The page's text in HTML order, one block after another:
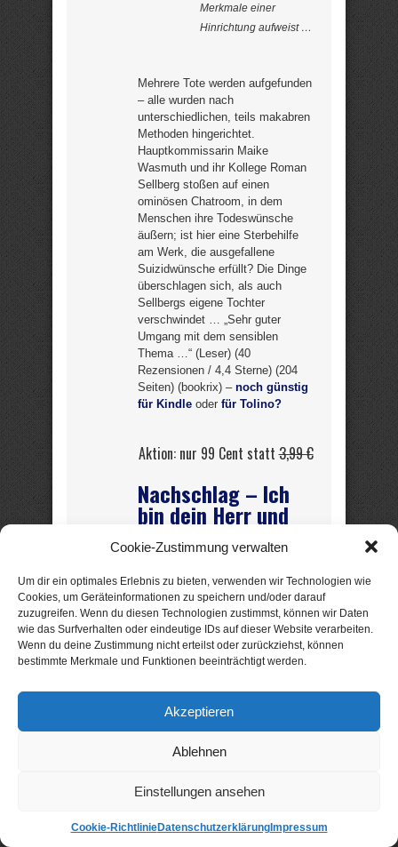
Cookie-Zustimmung verwalten
Um dir ein optimales Erlebnis zu bieten, verwenden wir Technologien wie
Cookies, um Geräteinformationen zu speichern und/oder darauf
zuzugreifen. Wenn du diesen Technologien zustimmst, können wir Daten
wie das Surfverhalten oder eindeutige IDs auf dieser Website verarbeiten.
Wenn du deine Zustimmung nicht erteilst oder zurückziehst, können
bestimmte Merkmale und Funktionen beeinträchtigt werden.
Akzeptieren
Ablehnen
Einstellungen ansehen
Cookie-RichtlinieDatenschutzerklärungImpressum
Merkmale einer
Hinrichtung aufweist …
Mehrere Tote werden aufgefunden
– alle wurden nach
unterschiedlichen, teils makabren
Methoden hingerichtet.
Hauptkommissarin Maike
Wasmuth und ihr Kollege Roman
Sellberg stoßen auf einen
ominösen Chatroom, in dem
Menschen ihre Todeswünsche
äußern; ist hier eine Sterbehilfe
am Werk, die ausgefallene
Suizidwünsche erfüllt? Die Dinge
überschlagen sich, als auch
Sellbergs eigene Tochter
verschwindet … „Sehr guter
Umgang mit dem sensiblen
Thema …“ (Leser) (40
Rezensionen / 4,4 Sterne) (204
Seiten) (bookrix) – noch günstig
für Kindle oder für Tolino?
Aktion: nur 99 Cent statt3,99 €
Nachschlag – Ich
bin dein Herr und
Mörder
Sind Sie mutig? Mutig
genug, sich in ein
Leben
hineinzuversetzen, das
Ihnen fremd und bizarr
erscheint?
macht sich Björn nach Berlin auf,
sehen. Björn lernt eine bizarre